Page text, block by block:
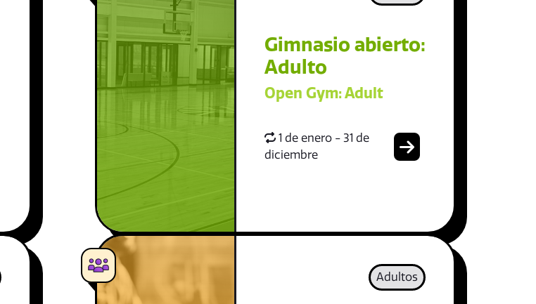
Gimnasio abierto:
Adulto
Open Gym: Adult
1 de enero - 31 de
diciembre
Adultos